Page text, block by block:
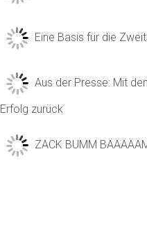
Eine Basis für die
Aus der Presse: Mit
Erfolg zurück
ZACK BUMM